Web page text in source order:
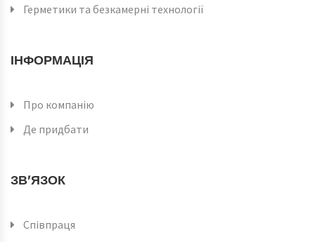
Герметики та безкамерні технології
ІНФОРМАЦІЯ
Про компанію
Де придбати
ЗВ'ЯЗОК
Співпраця